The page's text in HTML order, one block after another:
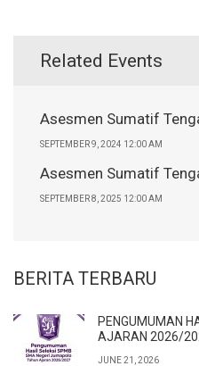
Related Events
Asesmen Sumatif
SEPTEMBER 9, 2024 12:00 AM
Asesmen Sumatif
SEPTEMBER 8, 2025 12:00 AM
BERITA TERBARU
PENGUMUMAN
AJARAN 2026/
JUNE 21, 2026